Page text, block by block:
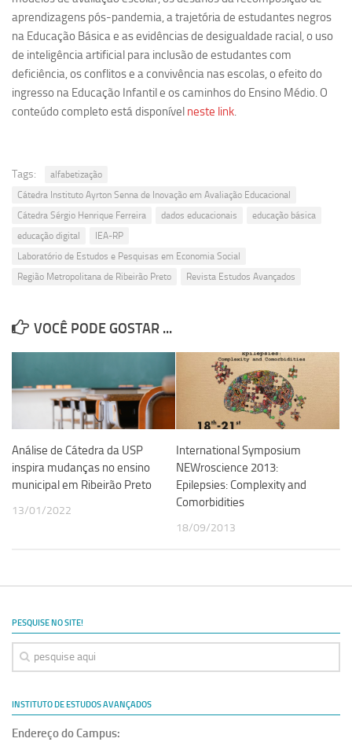
aprendizagens pós-pandemia, a trajetória de estudantes negros
na Educação Básica e as evidências de desigualdade racial, o uso
de inteligência artificial para inclusão de estudantes com
deficiência, os conflitos e a convivência nas escolas, o efeito do
ingresso na Educação Infantil e os caminhos do Ensino Médio. O
conteúdo completo está disponível neste link.
Tags:
alfabetização
Cátedra Instituto Ayrton Senna de Inovação em Avaliação Educacional
Cátedra Sérgio Henrique Ferreira
dados educacionais
educação básica
educação digital
IEA-RP
Laboratório de Estudos e Pesquisas em Economia Social
Região Metropolitana de Ribeirão Preto
Revista Estudos Avançados
VOCÊ PODE GOSTAR ...
Análise de Cátedra da USP
inspira mudanças no ensino
municipal em Ribeirão Preto
13/01/2022
International Symposium
NEWroscience 2013:
Epilepsies: Complexity and
Comorbidities
18/09/2013
PESQUISE NO SITE!
INSTITUTO DE ESTUDOS AVANÇADOS
Endereço do Campus: